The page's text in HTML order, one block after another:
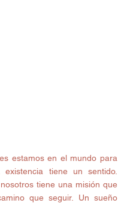
estamos en el mundo para
existencia tiene un sentido.
tiene una misión que
que seguir. Un sueño